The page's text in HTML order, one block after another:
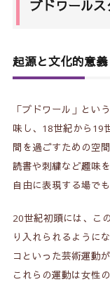
1-2. 第二次
2-1. 素材と
2-2. 見せ
3. 現代ファッ
ランウ
4. 日本市場で
4-1. 国内
ブドワール
起源と文化的意義
「ブドワール」とい
味し、18世紀から19
間を過ごすための空
読書や刺繍など趣味
自由に表現する場で
20世紀初頭には、こ
り入れられるように
コといった芸術運動
これらの運動は女性